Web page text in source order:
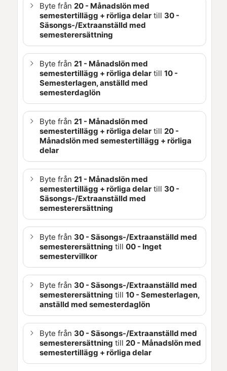
Byte från 20 - Månadslön med
semestertillägg + rörliga delar till 30 -
Säsongs-/Extraanställd med
semesterersättning
Byte från 21 - Månadslön med
semestertillägg + rörliga delar till 10 -
Semesterlagen, anställd med
semesterdaglön
Byte från 21 - Månadslön med
semestertillägg + rörliga delar till 20 -
Månadslön med semestertillägg + rörliga
delar
Byte från 21 - Månadslön med
semestertillägg + rörliga delar till 30 -
Säsongs-/Extraanställd med
semesterersättning
Byte från 30 - Säsongs-/Extraanställd med
semesterersättning till 00 - Inget
semestervillkor
Byte från 30 - Säsongs-/Extraanställd med
semesterersättning till 10 - Semesterlagen,
anställd med semesterdaglön
Byte från 30 - Säsongs-/Extraanställd med
semesterersättning till 20 - Månadslön med
semestertillägg + rörliga delar